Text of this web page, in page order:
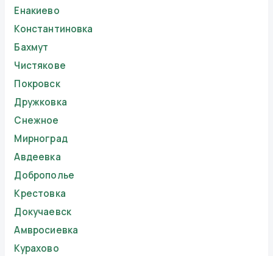
Енакиево
Константиновка
Бахмут
Чистякове
Покровск
Дружковка
Снежное
Мирноград
Авдеевка
Доброполье
Крестовка
Докучаевск
Амвросиевка
Курахово